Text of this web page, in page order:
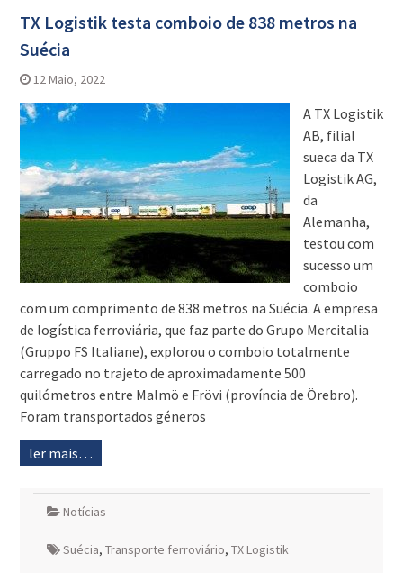
TX Logistik testa comboio de 838 metros na
Suécia
12 Maio, 2022
A TX Logistik
AB, filial
sueca da TX
Logistik AG,
da
Alemanha,
testou com
sucesso um
comboio
com um comprimento de 838 metros na Suécia. A empresa
de logística ferroviária, que faz parte do Grupo Mercitalia
(Gruppo FS Italiane), explorou o comboio totalmente
carregado no trajeto de aproximadamente 500
quilómetros entre Malmö e Frövi (província de Örebro).
Foram transportados géneros
ler mais…
Notícias
Suécia, Transporte ferroviário, TX Logistik